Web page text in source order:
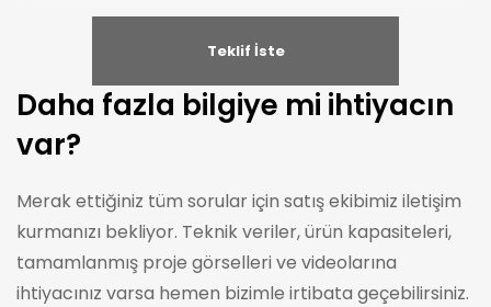
Daha fazla bilgiye mi ihtiyacın
var?
Merak ettiğiniz tüm sorular için satış ekibimiz iletişim
kurmanızı bekliyor. Teknik veriler, ürün kapasiteleri,
tamamlanmış proje görselleri ve videolarına
ihtiyacınız varsa hemen bizimle irtibata geçebilirsiniz.